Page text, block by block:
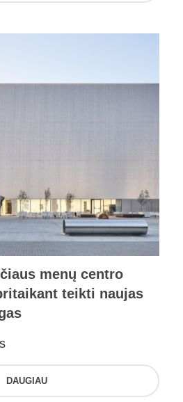
menų centro
teikti naujas
DAUGIAU